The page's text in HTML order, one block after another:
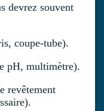
devrez souvent
coupe-tube).
pH, multimètre).
revêtement